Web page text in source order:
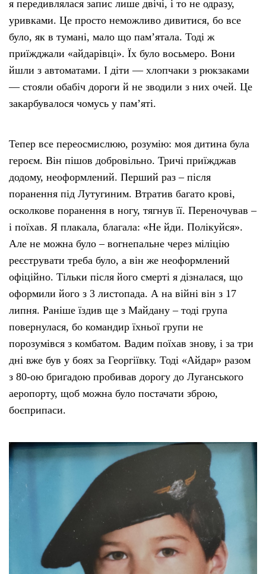
я передивлялася запис лише двічі, і то не одразу,
уривками. Це просто неможливо дивитися, бо все
було, як в тумані, мало що пам’ятала. Тоді ж
приїжджали «айдарівці». Їх було восьмеро. Вони
йшли з автоматами. І діти — хлопчаки з рюкзаками
— стояли обабіч дороги й не зводили з них очей. Це
закарбувалося чомусь у пам’яті.
Тепер все переосмислюю, розумію: моя дитина була
героєм. Він пішов добровільно. Тричі приїжджав
додому, неоформлений. Перший раз – після
поранення під Лутугиним. Втратив багато крові,
осколкове поранення в ногу, тягнув її. Переночував –
і поїхав. Я плакала, благала: «Не йди. Полікуйся».
Але не можна було – вогнепальне через міліцію
реєструвати треба було, а він же неоформлений
офіційно. Тільки після його смерті я дізналася, що
оформили його з 3 листопада. А на війні він з 17
липня. Раніше їздив ще з Майдану – тоді група
повернулася, бо командир їхньої групи не
порозумівся з комбатом. Вадим поїхав знову, і за три
дні вже був у боях за Георгіївку. Тоді «Айдар» разом
з 80-ою бригадою пробивав дорогу до Луганського
аеропорту, щоб можна було постачати зброю,
боєприпаси.